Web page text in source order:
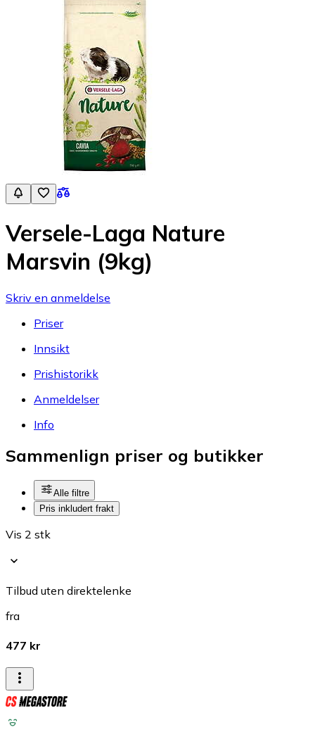
Versele-Laga Nature
Marsvin (9kg)
Skriv en anmeldelse
Priser
Innsikt
Prishistorikk
Anmeldelser
Info
Sammenlign priser og butikker
Alle filtre
Pris inkludert frakt
Vis 2 stk
Tilbud uten direktelenke
fra
477 kr